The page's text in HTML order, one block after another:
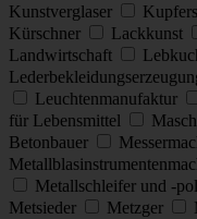
Kunstverglaser
Kürschner
Lackkunst
Landwirtschaft
Leuchtenmanufaktur
für Lebensmittel
Betonbauer
Metallschleifer und -
Metsieder
Metzger